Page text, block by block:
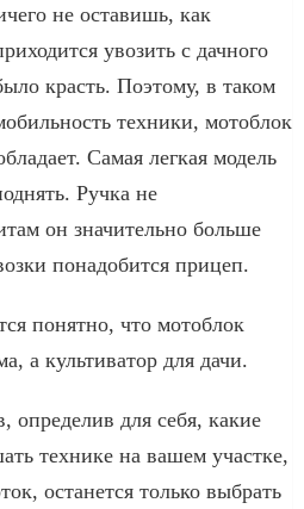
не оставишь, как
увозить с дачного
красть. Поэтому, в таком
техники, мотоблок
Самая легкая модель
Ручка не
он значительно больше
понадобится прицеп.
понятно, что мотоблок
а культиватор для дачи.
определив для себя, какие
технике на вашем участке,
останется только выбрать